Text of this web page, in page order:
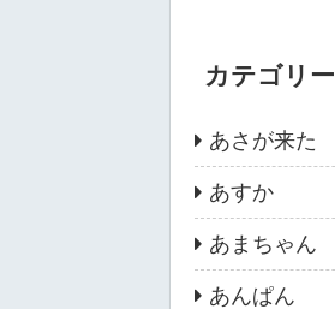
カテゴリー
あさが来た
あすか
あまちゃん
あんぱん